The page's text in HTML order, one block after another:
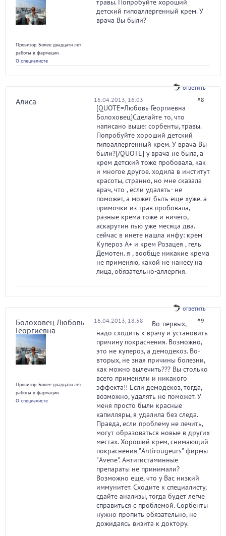
Провизор. Более двадцати лет
работы в фармации.
О специалисте
травы. Попробуйте хороший
детский гипоаллергенный крем. У
врача Вы были?
ответить
Алиса 16.04.2013, 16:03 #8
[QUOTE=Любовь Георгиевна
Болоховец]Сделайте то, что
написано выше: сорбенты, травы.
Попробуйте хороший детский
гипоаллергенный крем. У врача Вы
были?[/QUOTE] у врача не была, а
крем детский тоже пробовала, как
и многое другое. ходила в институт
красоты, странно, но мне сказала
врач, что , если удалять- не
поможет, а может быть еще хуже. а
примочки из трав пробовала,
разные крема тоже и ничего,
аскарутин пью уже месяца два.
сейчас в инете нашла инфу: крем
Купероз А+ и крем Розацея , гель
Демотен. я , вообще никакие крема
не применяю, какой не нанесу на
лица, обязательно-аллергия.
ответить
Болоховец Любовь
Георгиевна
Провизор. Более двадцати лет
работы в фармации.
О специалисте
16.04.2013, 18:58 #9
Во-первых,
надо сходить к врачу и установить
причину покраснения. Возможно,
это не купероз, а демодекоз. Во-
вторых, не зная причины болезни,
как можно вылечить??? Вы столько
всего применяли и никакого
эффекта!! Если демодекоз, тогда,
возможно, удалять не поможет. У
меня просто были красные
капилляры, я удалила без следа.
Правда, если проблему не лечить,
могут образоваться новые в других
местах. Хороший крем, снимающий
покраснения "Antirougeurs" фирмы
"Avene". Антигистаминные
препараты не принимали?
Возможно еще, что у Вас низкий
иммунитет. Сходите к специалисту,
сдайте анализы, тогда будет легче
справиться с проблемой. Сорбенты
нужно пропить обязательно, не
дожидаясь визита к доктору.